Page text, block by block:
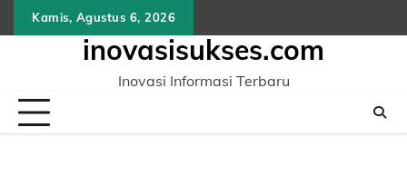
to
Kamis, Agustus 6, 2026
inovasisukses.com
Inovasi Informasi Terbaru